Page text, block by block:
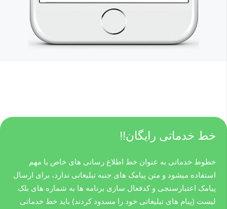
خط خدماتی رایگان!!
خطوط خدماتی به عنوان خط اطلاع رسانی های خاص یا مهم
استفاده میشود و متن پیامک های جنبه تبلیغاتی ندارد، برای ارسال
پیامک اعتبارسنجی و کدفعال سازی برنامه ها به شماره های بلک
لیست (پیام های تبلیغاتی خود را مسدود کردند) باید خط خدماتی